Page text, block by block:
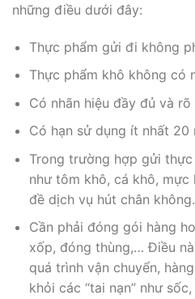
những điều dưới đây:
Thực phẩm gửi đi không
Thực phẩm khô không có
Có nhãn hiệu đầy đủ và rõ
Có hạn sử dụng ít nhất 20
Trong trường hợp gửi
như tôm khô, cá khô,
đề dịch vụ hút chân không.
Cần phải đóng gói hàng
xốp, đóng thùng,… Điều
quá trình vận chuyển,
khỏi các “tai nạn” như